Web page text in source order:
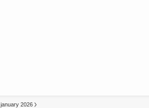
january 2026